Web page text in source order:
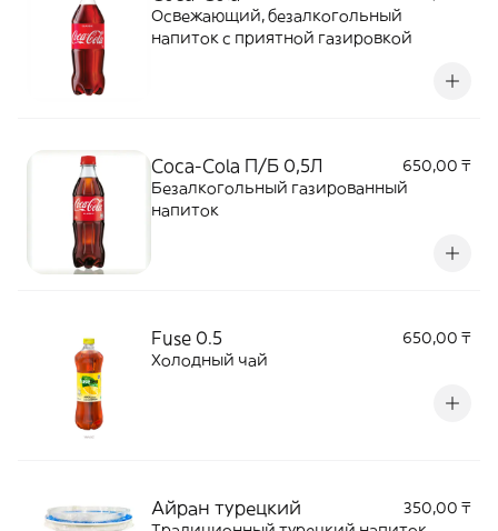
Освежающий, безалкогольный
напиток с приятной газировкой
Coca-Cola П/Б 0,5Л
650,00 ₸
Безалкогольный газированный
напиток
Fuse 0.5
650,00 ₸
Холодный чай
Айран турецкий
350,00 ₸